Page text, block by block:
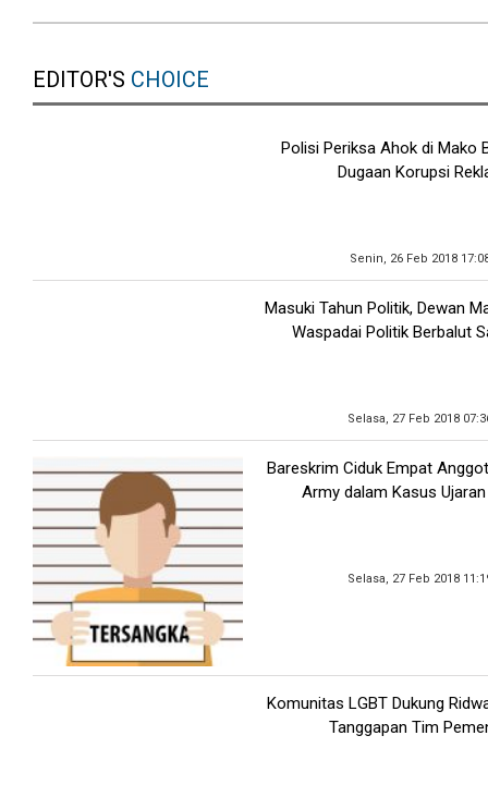
EDITOR'S CHOICE
Polisi Periksa Ahok di Mako
Dugaan Korupsi
Senin, 26 Feb 2018
Masuki Tahun Politik, Dewan
Waspadai Politik Berbalut
Selasa, 27 Feb 2018
Bareskrim Ciduk Empat
Army dalam Kasus
Selasa, 27 Feb 2018
Komunitas LGBT Dukung
Tanggapan Tim